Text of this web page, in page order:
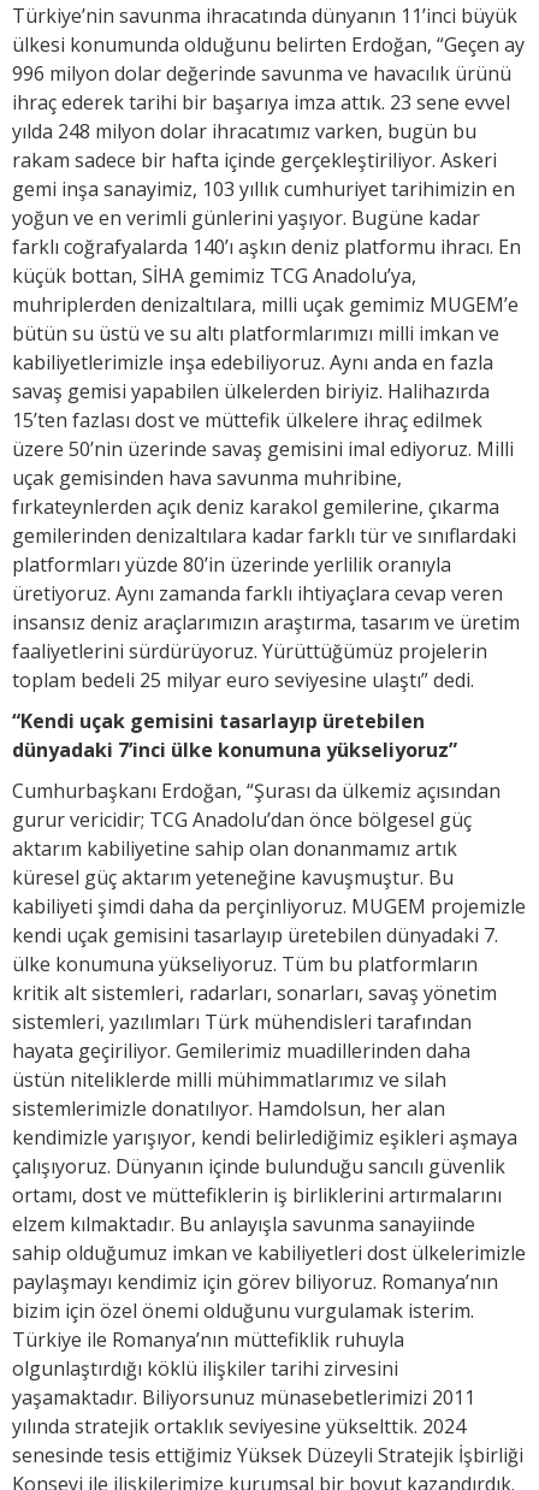
Türkiye’nin savunma ihracatında dünyanın 11’inci büyük
ülkesi konumunda olduğunu belirten Erdoğan, “Geçen ay
996 milyon dolar değerinde savunma ve havacılık ürünü
ihraç ederek tarihi bir başarıya imza attık. 23 sene evvel
yılda 248 milyon dolar ihracatımız varken, bugün bu
rakam sadece bir hafta içinde gerçekleştiriliyor. Askeri
gemi inşa sanayimiz, 103 yıllık cumhuriyet tarihimizin en
yoğun ve en verimli günlerini yaşıyor. Bugüne kadar
farklı coğrafyalarda 140’ı aşkın deniz platformu ihracı. En
küçük bottan, SİHA gemimiz TCG Anadolu’ya,
muhriplerden denizaltılara, milli uçak gemimiz MUGEM’e
bütün su üstü ve su altı platformlarımızı milli imkan ve
kabiliyetlerimizle inşa edebiliyoruz. Aynı anda en fazla
savaş gemisi yapabilen ülkelerden biriyiz. Halihazırda
15’ten fazlası dost ve müttefik ülkelere ihraç edilmek
üzere 50’nin üzerinde savaş gemisini imal ediyoruz. Milli
uçak gemisinden hava savunma muhribine,
fırkateynlerden açık deniz karakol gemilerine, çıkarma
gemilerinden denizaltılara kadar farklı tür ve sınıflardaki
platformları yüzde 80’in üzerinde yerlilik oranıyla
üretiyoruz. Aynı zamanda farklı ihtiyaçlara cevap veren
insansız deniz araçlarımızın araştırma, tasarım ve üretim
faaliyetlerini sürdürüyoruz. Yürüttüğümüz projelerin
toplam bedeli 25 milyar euro seviyesine ulaştı” dedi.
“Kendi uçak gemisini tasarlayıp üretebilen
dünyadaki 7’inci ülke konumuna yükseliyoruz”
Cumhurbaşkanı Erdoğan, “Şurası da ülkemiz açısından
gurur vericidir; TCG Anadolu’dan önce bölgesel güç
aktarım kabiliyetine sahip olan donanmamız artık
küresel güç aktarım yeteneğine kavuşmuştur. Bu
kabiliyeti şimdi daha da perçinliyoruz. MUGEM projemizle
kendi uçak gemisini tasarlayıp üretebilen dünyadaki 7.
ülke konumuna yükseliyoruz. Tüm bu platformların
kritik alt sistemleri, radarları, sonarları, savaş yönetim
sistemleri, yazılımları Türk mühendisleri tarafından
hayata geçiriliyor. Gemilerimiz muadillerinden daha
üstün niteliklerde milli mühimmatlarımız ve silah
sistemlerimizle donatılıyor. Hamdolsun, her alan
kendimizle yarışıyor, kendi belirlediğimiz eşikleri aşmaya
çalışıyoruz. Dünyanın içinde bulunduğu sancılı güvenlik
ortamı, dost ve müttefiklerin iş birliklerini artırmalarını
elzem kılmaktadır. Bu anlayışla savunma sanayiinde
sahip olduğumuz imkan ve kabiliyetleri dost ülkelerimizle
paylaşmayı kendimiz için görev biliyoruz. Romanya’nın
bizim için özel önemi olduğunu vurgulamak isterim.
Türkiye ile Romanya’nın müttefiklik ruhuyla
olgunlaştırdığı köklü ilişkiler tarihi zirvesini
yaşamaktadır. Biliyorsunuz münasebetlerimizi 2011
yılında stratejik ortaklık seviyesine yükselttik. 2024
senesinde tesis ettiğimiz Yüksek Düzeyli Stratejik İşbirliği
Konseyi ile ilişkilerimize kurumsal bir boyut kazandırdık.